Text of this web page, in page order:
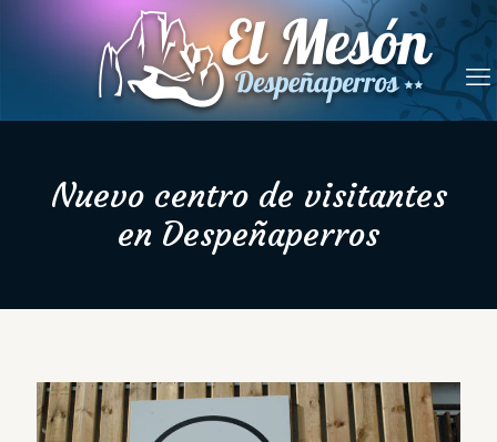
Nuevo centro de visitantes
en Despeñaperros